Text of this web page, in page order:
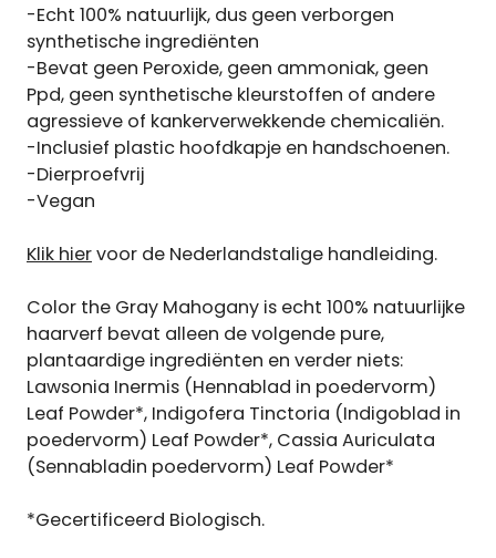
-Echt 100% natuurlijk, dus geen verborgen
synthetische ingrediënten
-Bevat geen Peroxide, geen ammoniak, geen
Ppd, geen synthetische kleurstoffen of andere
agressieve of kankerverwekkende chemicaliën.
-Inclusief plastic hoofdkapje en handschoenen.
-Dierproefvrij
-Vegan
Klik hiervoor de Nederlandstalige handleiding.
Color the Gray Mahogany is echt 100% natuurlijke
haarverf bevat alleen de volgende pure,
plantaardige ingrediënten en verder niets:
Lawsonia Inermis (Hennablad in poedervorm)
Leaf Powder*, Indigofera Tinctoria (Indigoblad in
poedervorm) Leaf Powder*, Cassia Auriculata
(Sennabladin poedervorm) Leaf Powder*
*Gecertificeerd Biologisch.